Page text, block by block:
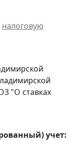
налоговую
"О ставках
учет: